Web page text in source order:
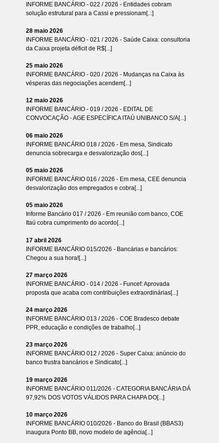
INFORME BANCÁRIO - 022 / 2026 - Entidades cobram
solução estrutural para a Cassi e pressionam[...]
28 maio 2026
INFORME BANCÁRIO - 021 / 2026 - Saúde Caixa: consultoria
da Caixa projeta déficit de R$[...]
25 maio 2026
INFORME BANCÁRIO - 020 / 2026 - Mudanças na Caixa às
vésperas das negociações acendem[...]
12 maio 2026
INFORME BANCÁRIO - 019 / 2026 - EDITAL DE
CONVOCAÇÃO - AGE ESPECÍFICA ITAÚ UNIBANCO S/A[...]
06 maio 2026
INFORME BANCÁRIO 018 / 2026 - Em mesa, Sindicato
denuncia sobrecarga e desvalorização dos[...]
05 maio 2026
INFORME BANCÁRIO 016 / 2026 - Em mesa, CEE denuncia
desvalorização dos empregados e cobra[...]
05 maio 2026
Informe Bancário 017 / 2026 - Em reunião com banco, COE
Itaú cobra cumprimento do acordo[...]
17 abril 2026
INFORME BANCÁRIO 015/2026 - Bancárias e bancários:
Chegou a sua hora![...]
27 março 2026
INFORME BANCÁRIO - 014 / 2026 - Funcef: Aprovada
proposta que acaba com contribuições extraordinárias[...]
24 março 2026
INFORME BANCÁRIO 013 / 2026 - COE Bradesco debate
PPR, educação e condições de trabalho[...]
23 março 2026
INFORME BANCÁRIO 012 / 2026 - Super Caixa: anúncio do
banco frustra bancários e Sindicato[...]
19 março 2026
INFORME BANCÁRIO 011/2026 - CATEGORIA BANCÁRIA DÁ
97,92% DOS VOTOS VÁLIDOS PARA CHAPA DO[...]
10 março 2026
INFORME BANCÁRIO 010/2026 - Banco do Brasil (BBAS3)
inaugura Ponto BB, novo modelo de agência[...]